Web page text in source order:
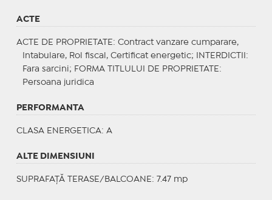
ACTE
ACTE DE PROPRIETATE : Contract vanzare cumparare,
Intabulare, Rol fiscal, Certificat energetic;
INTERDICTII :
Fara sarcini; FORMA TITLULUI DE PROPRIETATE :
Persoana juridica
PERFORMANTA
CLASA ENERGETICA: A
ALTE DIMENSIUNI
SUPRAFAȚĂ TERASE/BALCOANE: 7.47 mp